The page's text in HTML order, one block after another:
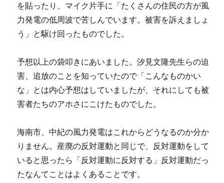
を貼ったり、マイク片手に「たくさんの住民の方が風
力発電の低周波で苦しんでいます。被害を訴えましょ
う」と駆け回ったものでした。
予想以上の袋叩きにあいました。汐見文隆先生らの迫
害、追放のことを知っていたので「こんなものかい
な」とは内心予想はしていましたが、それにしても被
害者たちのアホさにこけたものでした。
海南市、中紀の風力発電はこれからどうなるのか分か
りません。産廃の反対運動と同じで、反対運動をして
いると思ったら「反対運動に反対する」反対運動だっ
たなんてことはよくあることです。